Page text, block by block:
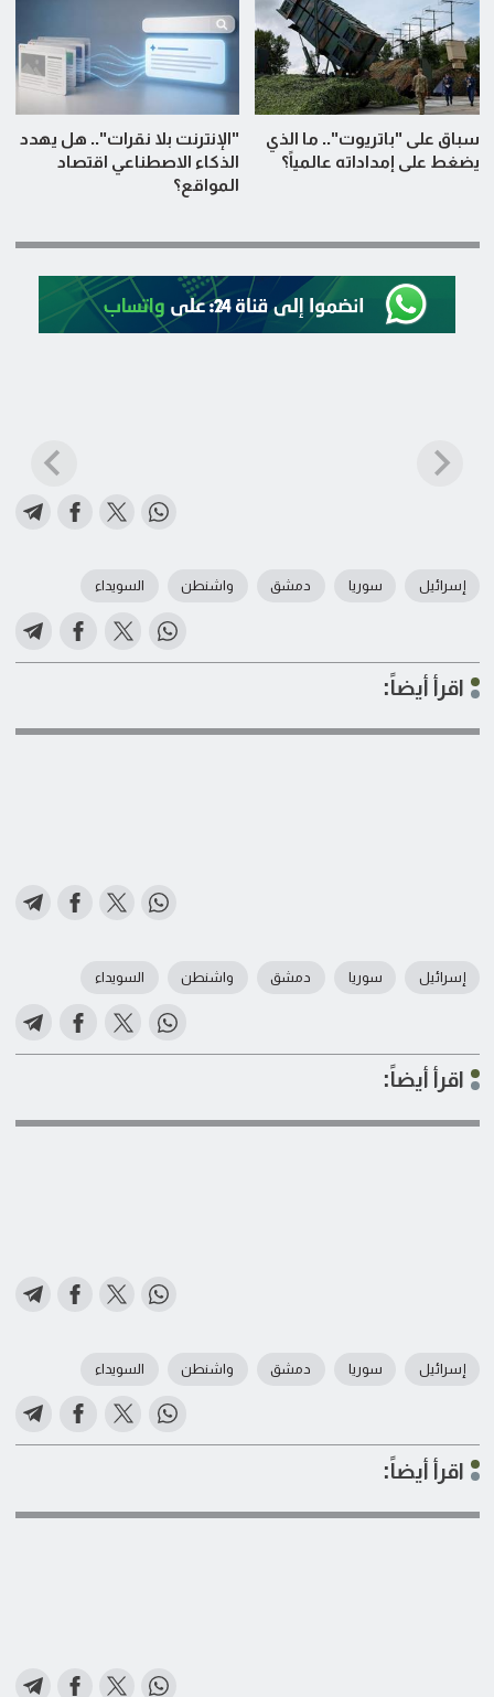
سباق على "باتريوت".. ما الذي
يضغط على إمداداته عالمياً؟
"الإنترنت بلا نقرات".. هل يهدد
الذكاء الاصطناعي اقتصاد
المواقع؟
إسرائيل سوريا دمشق واشنطن السويداء
اقرأ أيضاً:
إسرائيل سوريا دمشق واشنطن السويداء
اقرأ أيضاً:
إسرائيل سوريا دمشق واشنطن السويداء
اقرأ أيضاً: